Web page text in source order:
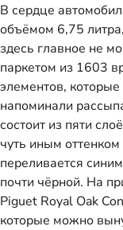
В сердце
объёмом 6,75
здесь главное не
паркетом из 1603
элементов,
напоминали
состоит из пяти
чуть иным
переливается
почти чёрной. На
Piguet Royal Oak
которые можно